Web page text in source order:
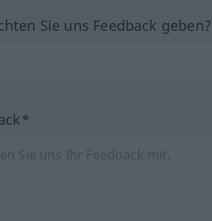
Sie uns Feedback